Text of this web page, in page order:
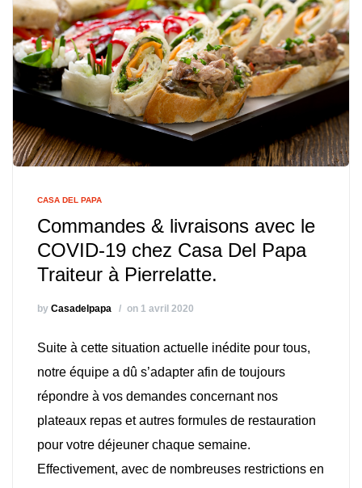
CASA DEL PAPA
Commandes & livraisons avec le
COVID-19 chez Casa Del Papa
Traiteur à Pierrelatte.
by Casadelpapa on 1 avril 2020
Suite à cette situation actuelle inédite pour tous,
notre équipe a dû s’adapter afin de toujours
répondre à vos demandes concernant nos
plateaux repas et autres formules de restauration
pour votre déjeuner chaque semaine.
Effectivement, avec de nombreuses restrictions en